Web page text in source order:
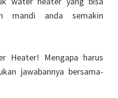
mandi anda semakin
Heater! Mengapa harus
jawabannya bersama-